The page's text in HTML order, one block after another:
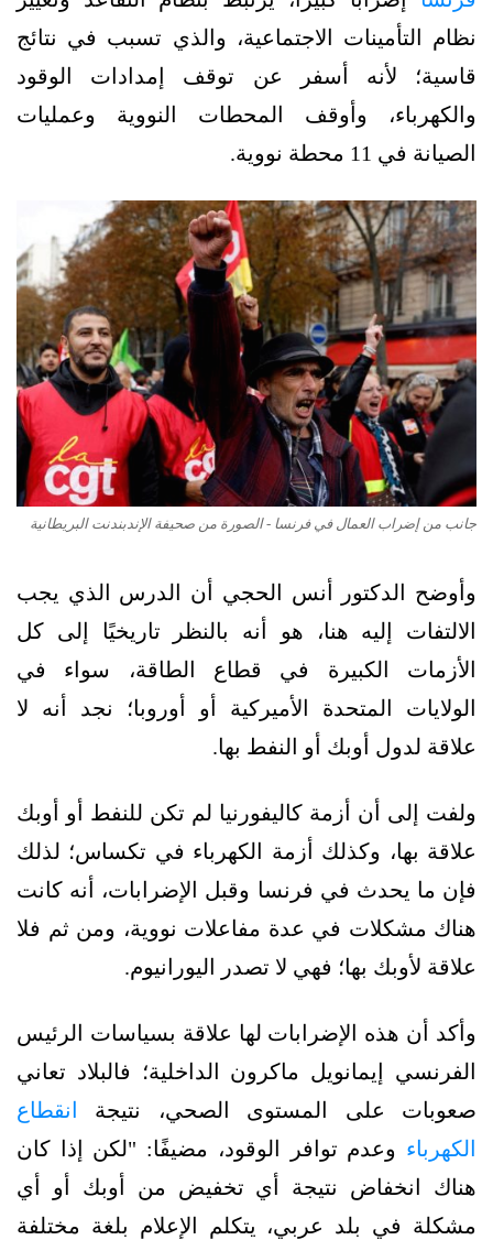
نظام التأمينات الاجتماعية، والذي تسبب في نتائج
قاسية؛ لأنه أسفر عن توقف إمدادات الوقود
والكهرباء، وأوقف المحطات النووية وعمليات
الصيانة في 11 محطة نووية.
جانب من إضراب العمال في فرنسا - الصورة من صحيفة الإندبندنت البريطانية
وأوضح الدكتور أنس الحجي أن الدرس الذي يجب
الالتفات إليه هنا، هو أنه بالنظر تاريخيًا إلى كل
الأزمات الكبيرة في قطاع الطاقة، سواء في
الولايات المتحدة الأميركية أو أوروبا؛ نجد أنه لا
علاقة لدول أوبك أو النفط بها.
ولفت إلى أن أزمة كاليفورنيا لم تكن للنفط أو أوبك
علاقة بها، وكذلك أزمة الكهرباء في تكساس؛ لذلك
فإن ما يحدث في فرنسا وقبل الإضرابات، أنه كانت
هناك مشكلات في عدة مفاعلات نووية، ومن ثم فلا
علاقة لأوبك بها؛ فهي لا تصدر اليورانيوم.
وأكد أن هذه الإضرابات لها علاقة بسياسات الرئيس
الفرنسي إيمانويل ماكرون الداخلية؛ فالبلاد تعاني
صعوبات على المستوى الصحي، نتيجة انقطاع
الكهرباء وعدم توافر الوقود، مضيفًا: "لكن إذا كان
هناك انخفاض نتيجة أي تخفيض من أوبك أو أي
مشكلة في بلد عربي، يتكلم الإعلام بلغة مختلفة